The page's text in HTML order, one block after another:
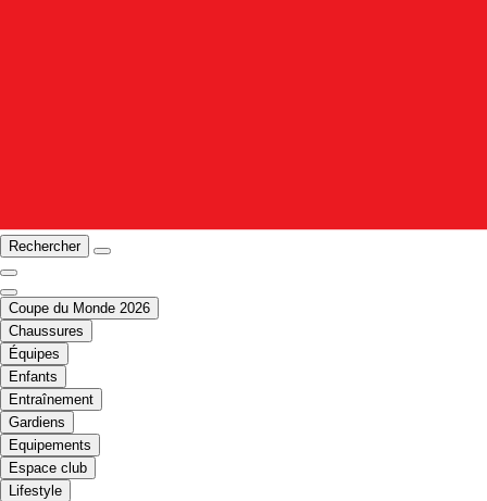
Rechercher
Coupe du Monde 2026
Chaussures
Équipes
Enfants
Entraînement
Gardiens
Equipements
Espace club
Lifestyle